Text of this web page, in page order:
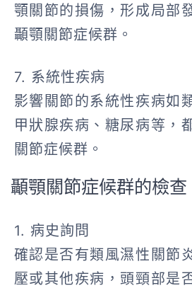
顎關節的損傷，形成局部
顳顎關節症候群。
7. 系統性疾病
影響關節的系統性疾病如
甲狀腺疾病、糖尿病等，
關節症候群。
顳顎關節症候群的檢查
1. 病史詢問
確認是否有類風濕性關節
壓或其他疾病，頭頸部是